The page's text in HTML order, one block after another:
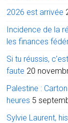
2026 est arrivée
Incidence de la
les finances
Si tu réussis,
faute 20
Palestine :
heures 5
Sylvie Laurent,